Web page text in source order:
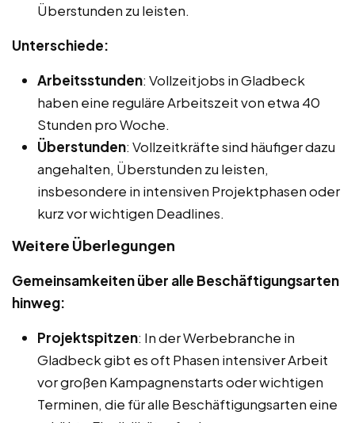
Überstunden zu leisten.
Unterschiede:
Arbeitsstunden: Vollzeitjobs in Gladbeck
haben eine reguläre Arbeitszeit von etwa 40
Stunden pro Woche.
Überstunden: Vollzeitkräfte sind häufiger dazu
angehalten, Überstunden zu leisten,
insbesondere in intensiven Projektphasen oder
kurz vor wichtigen Deadlines.
Weitere Überlegungen
Gemeinsamkeiten über alle Beschäftigungsarten
hinweg:
Projektspitzen: In der Werbebranche in
Gladbeck gibt es oft Phasen intensiver Arbeit
vor großen Kampagnenstarts oder wichtigen
Terminen, die für alle Beschäftigungsarten eine